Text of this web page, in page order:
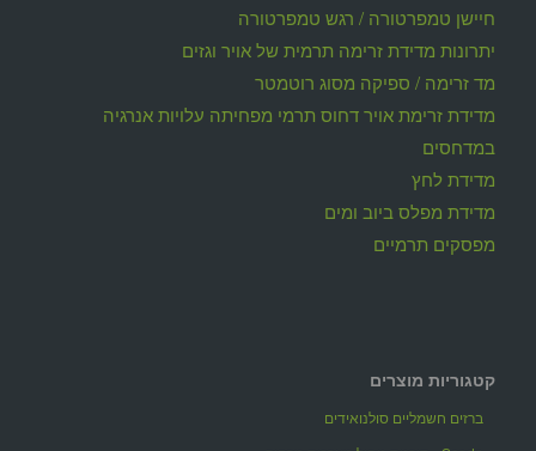
חיישן טמפרטורה / רגש טמפרטורה
יתרונות מדידת זרימה תרמית של אויר וגזים
מד זרימה / ספיקה מסוג רוטמטר
מדידת זרימת אויר דחוס תרמי מפחיתה עלויות אנרגיה
במדחסים
מדידת לחץ
מדידת מפלס ביוב ומים
מפסקים תרמיים
קטגוריות מוצרים
ברזים חשמליים סולנואידים